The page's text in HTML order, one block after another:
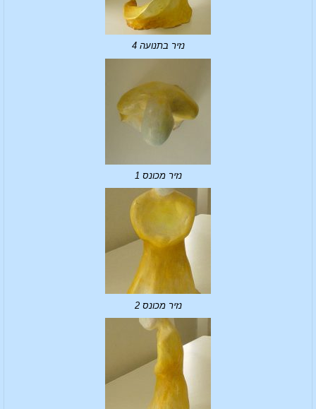
נזיר בתנועה 4
נזיר מכונס 1
נזיר מכונס 2